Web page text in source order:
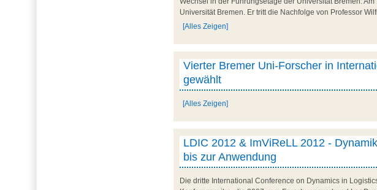
Universität Bremen. Er tritt die Nachfolge von Professor
[Alles Zeigen]
Vierter Bremer Uni-Forscher in
gewählt
[Alles Zeigen]
LDIC 2012 & ImViReLL 2012 -
bis zur Anwendung
Die dritte International Conference on Dynamics in